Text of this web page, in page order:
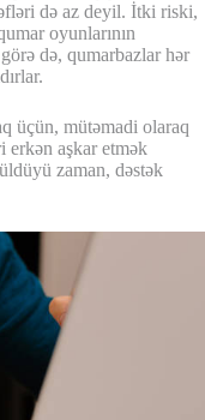
də az deyil. İtki riski,
oyunlarının
də, qumarbazlar hər
üçün, mütəmadi olaraq
erkən aşkar etmək
zaman, dəstək